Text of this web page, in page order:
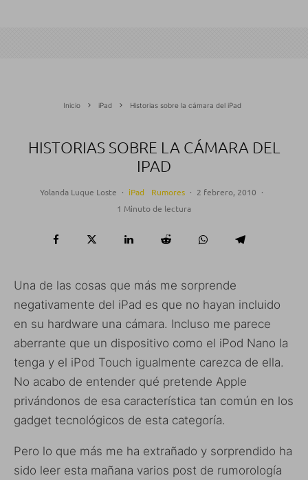
Inicio iPad Historias sobre la cámara del iPad
HISTORIAS SOBRE LA CÁMARA DEL
IPAD
Yolanda Luque Loste · iPad Rumores · 2 febrero, 2010 ·
1 Minuto de lectura
Una de las cosas que más me sorprende
negativamente del iPad es que no hayan incluido
en su hardware una cámara. Incluso me parece
aberrante que un dispositivo como el iPod Nano la
tenga y el iPod Touch igualmente carezca de ella.
No acabo de entender qué pretende Apple
privándonos de esa característica tan común en los
gadget tecnológicos de esta categoría.
Pero lo que más me ha extrañado y sorprendido ha
sido leer esta mañana varios post de rumorología